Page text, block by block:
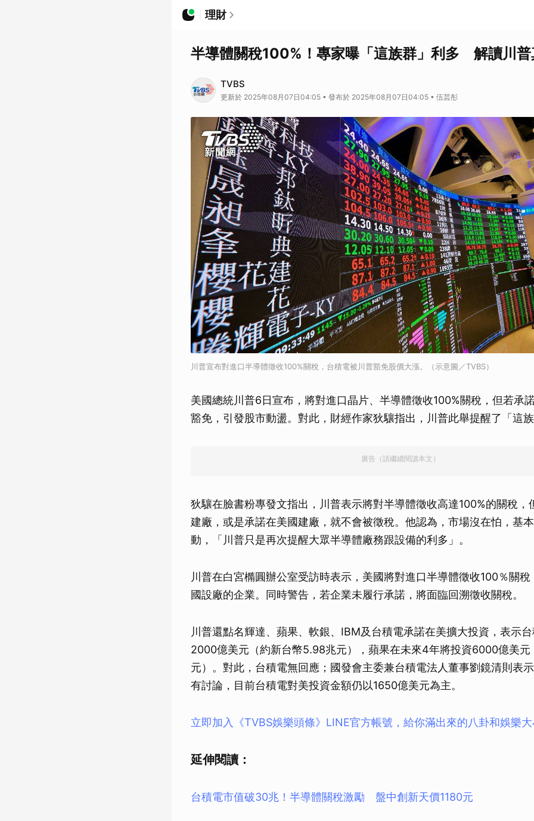
理財
半導體關稅100%！專家曝「這族群」利多 解讀川普
TVBS
更新於 2025年08月07日04:05 • 發布於 2025年08月07日04:05 • 伍芸彤
川普宣布對進口半導體徵收100%關稅，台積電被川普豁免股價大漲。（示意圖／TVBS）
美國總統川普6日宣布，將對進口晶片、半導體徵收100%關稅，但若承
豁免，引發股市動盪。對此，財經作家狄驤指出，川普此舉提醒了「這
廣告（請繼續閱讀本文）
狄驤在臉書粉專發文指出，川普表示將對半導體徵收高達100%的關稅，
建廠，或是承諾在美國建廠，就不會被徵稅。他認為，市場沒在怕，基
動，「川普只是再次提醒大眾半導體廠務跟設備的利多」。
川普在白宮橢圓辦公室受訪時表示，美國將對進口半導體徵收100％關
國設廠的企業。同時警告，若企業未履行承諾，將面臨回溯徵收關稅。
川普還點名輝達、蘋果、軟銀、IBM及台積電承諾在美擴大投資，表示
2000億美元（約新台幣5.98兆元），蘋果在未來4年將投資6000億美元
元）。對此，台積電無回應；國發會主委兼台積電法人董事劉鏡清則表
有討論，目前台積電對美投資金額仍以1650億美元為主。
立即加入《TVBS娛樂頭條》LINE官方帳號，給你滿出來的八卦和娛樂
延伸閱讀：
台積電市值破30兆！半導體關稅激勵 盤中創新天價1180元